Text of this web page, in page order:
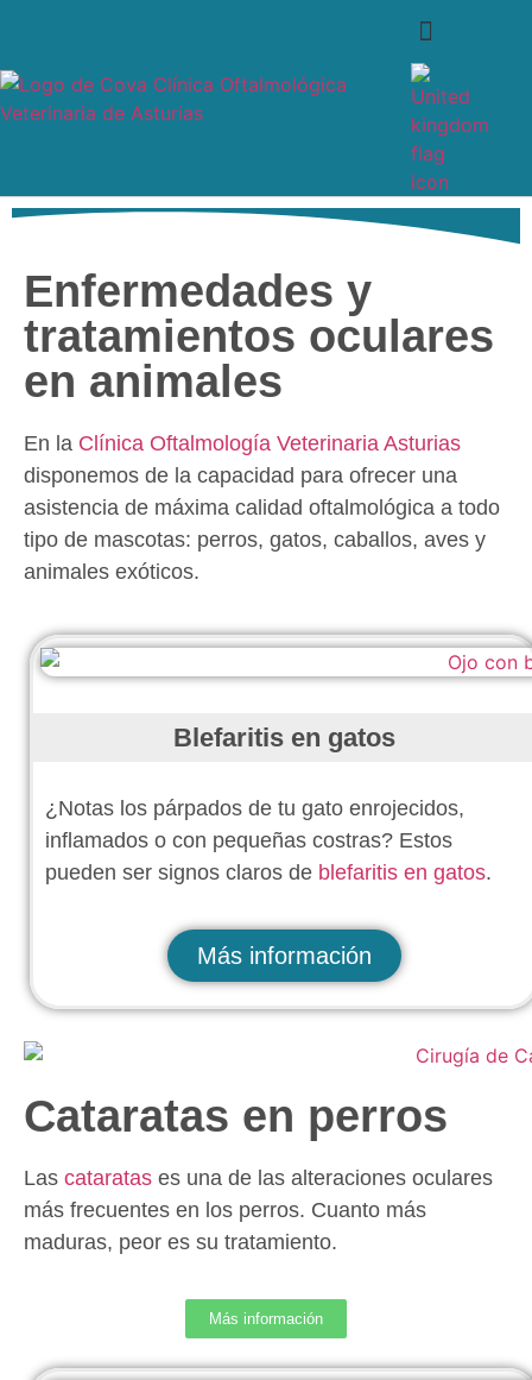
Enfermedades y
tratamientos oculares
en animales
En la Clínica Oftalmología Veterinaria Asturias
disponemos de la capacidad para ofrecer una
asistencia de máxima calidad oftalmológica a todo
tipo de mascotas: perros, gatos, caballos, aves y
animales exóticos.
Blefaritis en gatos
¿Notas los párpados de tu gato enrojecidos,
inflamados o con pequeñas costras? Estos
pueden ser signos claros de blefaritis en gatos.
Más información
Cataratas en perros
Las cataratas es una de las alteraciones oculares
más frecuentes en los perros. Cuanto más
maduras, peor es su tratamiento.
Más información